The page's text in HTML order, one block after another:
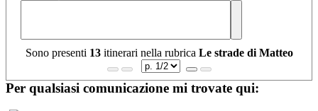
Sono presenti 13itinerari nella rubrica Le strade di Matteo
Per qualsiasi comunicazione mi trovate qui: